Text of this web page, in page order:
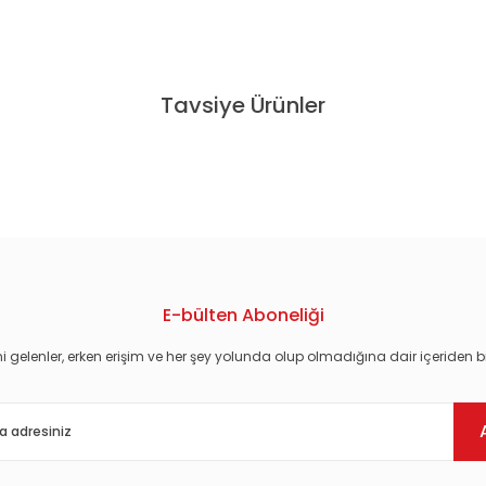
Tavsiye Ürünler
E-bülten Aboneliği
gelenler, erken erişim ve her şey yolunda olup olmadığına dair içeriden